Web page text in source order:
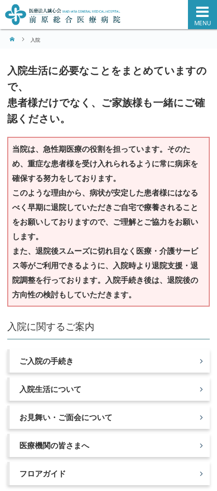
MENU
入院
入院生活に必要なことをまとめていますの
で、
患者様だけでなく、ご家族様も一緒にご確
認ください。
当院は、急性期医療の役割を担っています。そのた
め、重症な患者様を受け入れられるように常に病床を
確保する努力をしております。
このような理由から、病状が安定した患者様にはなる
べく早期に退院していただきご自宅で療養されること
をお願いしておりますので、ご理解とご協力をお願い
します。
また、退院後スムーズに切れ目なく医療・介護サービ
ス等がご利用できるように、入院時より退院支援・退
院調整を行っております。入院手続き後は、退院後の
方向性の検討もしていただきます。
入院に関するご案内
ご入院の手続き
入院生活について
お見舞い・ご面会について
医療機関の皆さまへ
フロアガイド